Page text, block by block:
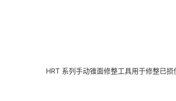
HRT 系列手动锥面修整工具用于修整已